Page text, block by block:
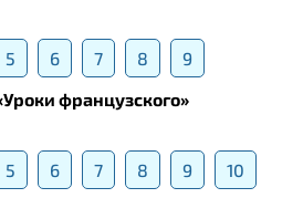
5 6 7 8
9
французского»
5 6 7 8 9 10